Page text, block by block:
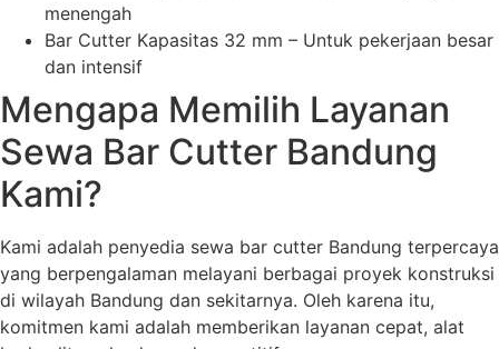
menengah
Bar Cutter Kapasitas 32 mm – Untuk pekerjaan besar
dan intensif
Mengapa Memilih Layanan
Sewa Bar Cutter Bandung
Kami?
Kami adalah penyedia sewa bar cutter Bandung terpercaya
yang berpengalaman melayani berbagai proyek konstruksi
di wilayah Bandung dan sekitarnya. Oleh karena itu,
komitmen kami adalah memberikan layanan cepat, alat